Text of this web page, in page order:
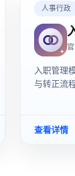
人事行政
入职管理
与转正流程
查看详情